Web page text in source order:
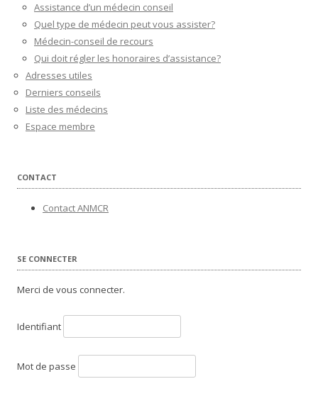
Assistance d’un médecin conseil
Quel type de médecin peut vous assister?
Médecin-conseil de recours
Qui doit régler les honoraires d’assistance?
Adresses utiles
Derniers conseils
Liste des médecins
Espace membre
CONTACT
Contact ANMCR
SE CONNECTER
Merci de vous connecter.
Identifiant
Mot de passe